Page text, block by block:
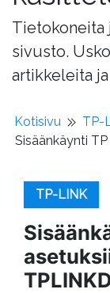
Tietokoneita
sivusto.
artikkeleita
Kotisivu
TP-
Sisäänkäynti
TP-LINK